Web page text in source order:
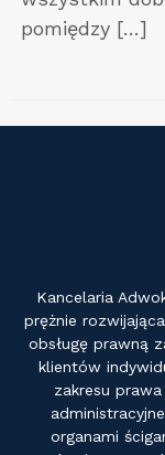
pomiędzy […]
Kancelaria
prężnie
obsługę prawną
klientów
zakresu
organami